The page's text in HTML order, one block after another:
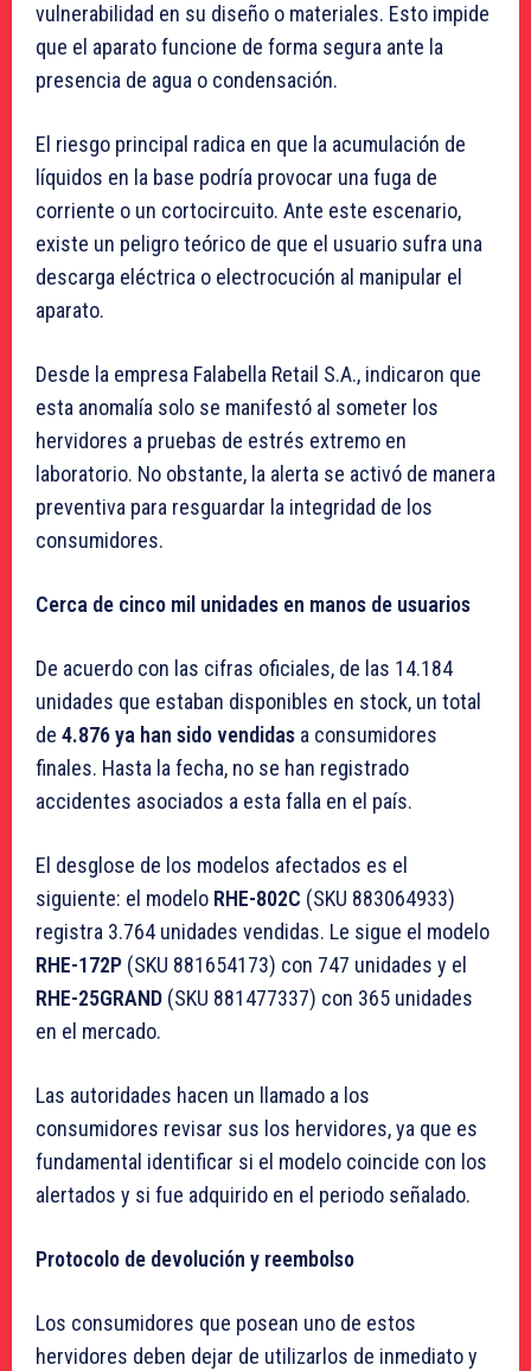
vulnerabilidad en su diseño o materiales. Esto impide
que el aparato funcione de forma segura ante la
presencia de agua o condensación.
El riesgo principal radica en que la acumulación de
líquidos en la base podría provocar una fuga de
corriente o un cortocircuito. Ante este escenario,
existe un peligro teórico de que el usuario sufra una
descarga eléctrica o electrocución al manipular el
aparato.
Desde la empresa Falabella Retail S.A., indicaron que
esta anomalía solo se manifestó al someter los
hervidores a pruebas de estrés extremo en
laboratorio. No obstante, la alerta se activó de manera
preventiva para resguardar la integridad de los
consumidores.
Cerca de cinco mil unidades en manos de usuarios
De acuerdo con las cifras oficiales, de las 14.184
unidades que estaban disponibles en stock, un total
de 4.876 ya han sido vendidas a consumidores
finales. Hasta la fecha, no se han registrado
accidentes asociados a esta falla en el país.
El desglose de los modelos afectados es el
siguiente: el modelo RHE-802C (SKU 883064933)
registra 3.764 unidades vendidas. Le sigue el modelo
RHE-172P (SKU 881654173) con 747 unidades y el
RHE-25GRAND (SKU 881477337) con 365 unidades
en el mercado.
Las autoridades hacen un llamado a los
consumidores revisar sus los hervidores, ya que es
fundamental identificar si el modelo coincide con los
alertados y si fue adquirido en el periodo señalado.
Protocolo de devolución y reembolso
Los consumidores que posean uno de estos
hervidores deben dejar de utilizarlos de inmediato y